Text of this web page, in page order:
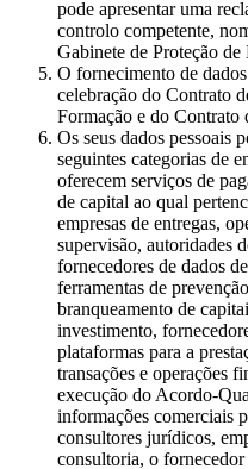
pode apresentar uma
controlo competente,
Gabinete de Proteção de
O fornecimento de
celebração do Contrato
Formação e do Contrato
Os seus dados pessoais
seguintes categorias de
oferecem serviços de
de capital ao qual
empresas de entregas,
supervisão, autoridades
fornecedores de dados
ferramentas de
branqueamento de
investimento,
plataformas para a
transações e operações
execução do Acordo-
informações comerciais
consultores jurídicos,
consultoria, o